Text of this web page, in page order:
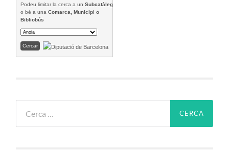
Podeu limitar la cerca a unSubcatàleg
o bé a unaComarca, Municipi o
Bibliobús